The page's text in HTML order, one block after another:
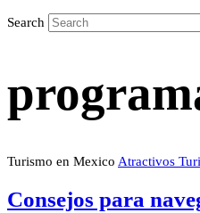
Search
Turismo en Mexico Atractivos
Consejos para